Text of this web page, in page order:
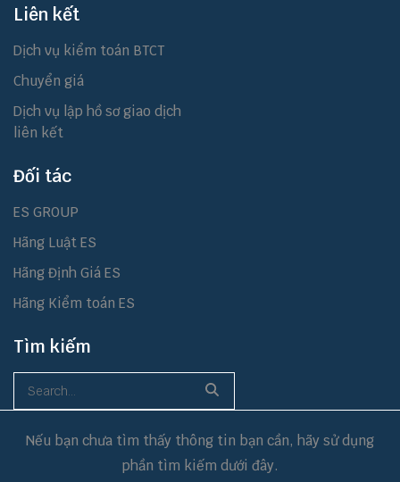
Liên kết
Dịch vụ kiểm toán BTCT
Chuyển giá
Dịch vụ lập hồ sơ giao dịch
liên kết
Đối tác
ES GROUP
Hãng Luật ES
Hãng Định Giá ES
Hãng Kiểm toán ES
Tìm kiếm
Nếu bạn chưa tìm thấy thông tin bạn cần, hãy sử dụng
phần tìm kiếm dưới đây.